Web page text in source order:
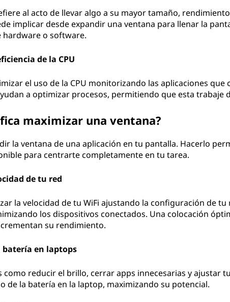
al acto de llevar algo a su mayor tamaño,
implicar desde expandir una ventana para llenar la
o software.
de la CPU
el uso de la CPU monitorizando las aplicaciones
a optimizar procesos, permitiendo que esta trabaje
maximizar una ventana?
la ventana de una aplicación en tu pantalla. Hacerlo
para centrarte completamente en tu tarea.
de tu red
la velocidad de tu WiFi ajustando la configuración de
los dispositivos conectados. Una colocación
su rendimiento.
batería en laptops
como reducir el brillo, cerrar apps innecesarias y ajustar
de la batería en la laptop, maximizando su potencial.